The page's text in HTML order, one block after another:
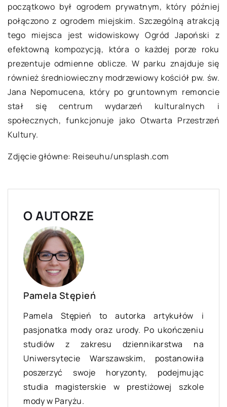
początkowo był ogrodem prywatnym, który później
połączono z ogrodem miejskim. Szczególną atrakcją
tego miejsca jest widowiskowy Ogród Japoński z
efektowną kompozycją, która o każdej porze roku
prezentuje odmienne oblicze. W parku znajduje się
również średniowieczny modrzewiowy kościół pw. św.
Jana Nepomucena, który po gruntownym remoncie
stał się centrum wydarzeń kulturalnych i
społecznych, funkcjonuje jako Otwarta Przestrzeń
Kultury.
Zdjęcie główne: Reiseuhu/unsplash.com
O AUTORZE
Pamela Stępień
Pamela Stępień to autorka artykułów i
pasjonatka mody oraz urody. Po ukończeniu
studiów z zakresu dziennikarstwa na
Uniwersytecie Warszawskim, postanowiła
poszerzyć swoje horyzonty, podejmując
studia magisterskie w prestiżowej szkole
mody w Paryżu.